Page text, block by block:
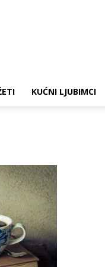
KUĆNI LJUBIMCI